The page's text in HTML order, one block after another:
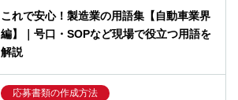
これで安心！製造業の用語集【自動車業界
編】｜号口・SOPなど現場で役立つ用語を
解説
応募書類の作成方法